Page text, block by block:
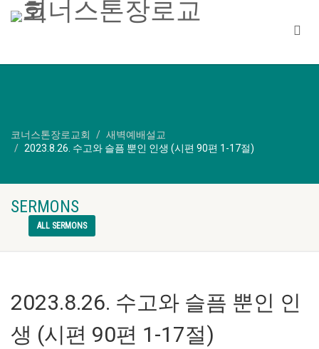
코너스톤장로교회
새벽예배설교
2023.8.26. 수고와 슬픔 뿐인 인생 (시편 90편 1-17절)
SERMONS
ALL SERMONS
2023.8.26. 수고와 슬픔 뿐인 인
생 (시편 90편 1-17절)